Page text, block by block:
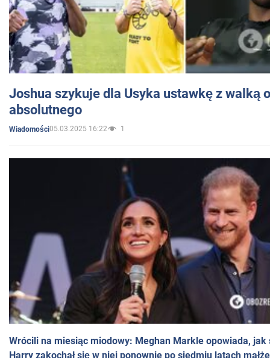
Joshua szykuje dla Usyka ustawkę z walką
absolutnego
Wiadomości05.03.2025 16:22 1
Wrócili na miesiąc miodowy: Meghan Markle opowiada, jak
Harry zakochał się w niej ponownie po siedmiu latach